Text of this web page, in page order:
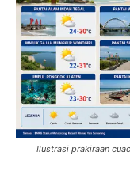
Ilustrasi prakiraan